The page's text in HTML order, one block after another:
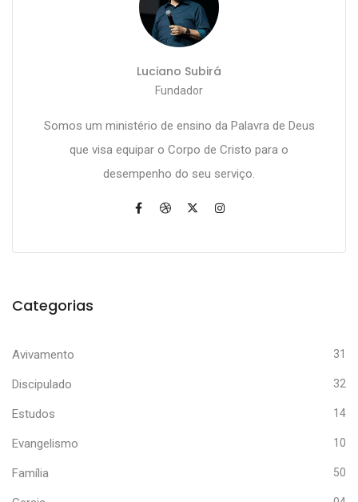
Luciano Subirá
Fundador
Somos um ministério de ensino da Palavra de Deus
que visa equipar o Corpo de Cristo para o
desempenho do seu serviço.
Categorias
Avivamento 31
Discipulado 32
Estudos 14
Evangelismo 10
Família 50